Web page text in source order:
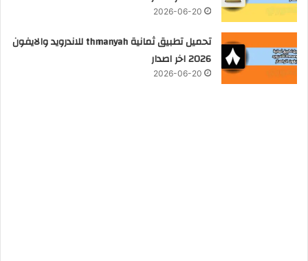
2026-06-20
تحميل تطبيق ثمانية thmanyah للاندرويد والايفون
2026 اخر اصدار
2026-06-20